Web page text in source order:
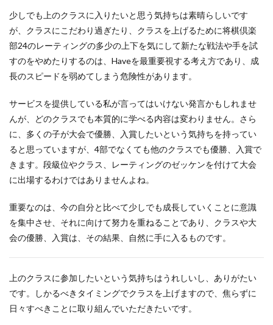
少しでも上のクラスに入りたいと思う気持ちは素晴らしいです
が、クラスにこだわり過ぎたり、クラスを上げるために将棋倶楽
部24のレーティングの多少の上下を気にして新たな戦法や手を試
すのをやめたりするのは、Haveを最重要視する考え方であり、成
長のスピードを弱めてしまう危険性があります。
サービスを提供している私が言ってはいけない発言かもしれませ
んが、どのクラスでも本質的に学べる内容は変わりません。さら
に、多くの子が大会で優勝、入賞したいという気持ちを持ってい
ると思っていますが、4部でなくても他のクラスでも優勝、入賞で
きます。段級位やクラス、レーティングのゼッケンを付けて大会
に出場するわけではありませんよね。
重要なのは、今の自分と比べて少しでも成長していくことに意識
を集中させ、それに向けて努力を重ねることであり、クラスや大
会の優勝、入賞は、その結果、自然に手に入るものです。
上のクラスに参加したいという気持ちはうれしいし、ありがたい
です。しかるべきタイミングでクラスを上げますので、焦らずに
日々すべきことに取り組んでいただきたいです。